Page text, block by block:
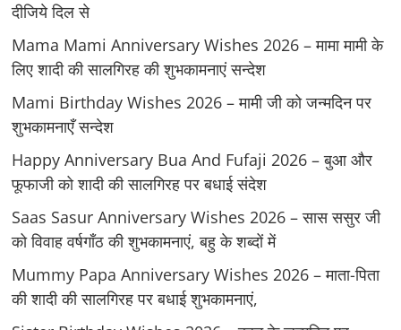
दीजिये दिल से
Mama Mami Anniversary Wishes 2026 – मामा मामी के
लिए शादी की सालगिरह की शुभकामनाएं सन्देश
Mami Birthday Wishes 2026 – मामी जी को जन्मदिन पर
शुभकामनाएँ सन्देश
Happy Anniversary Bua And Fufaji 2026 – बुआ और
फूफाजी को शादी की सालगिरह पर बधाई संदेश
Saas Sasur Anniversary Wishes 2026 – सास ससुर जी
को विवाह वर्षगाँठ की शुभकामनाएं, बहु के शब्दों में
Mummy Papa Anniversary Wishes 2026 – माता-पिता
की शादी की सालगिरह पर बधाई शुभकामनाएं,